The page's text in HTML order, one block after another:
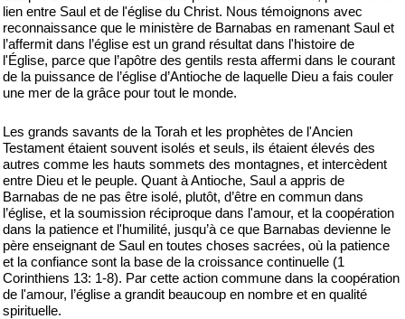
lien entre Saul et de l'église du Christ. Nous témoignons avec
reconnaissance que le ministère de Barnabas en ramenant Saul et
l’affermit dans l’église est un grand résultat dans l'histoire de
l'Église, parce que l’apôtre des gentils resta affermi dans le courant
de la puissance de l’église d’Antioche de laquelle Dieu a fais couler
une mer de la grâce pour tout le monde.
Les grands savants de la Torah et les prophètes de l'Ancien
Testament étaient souvent isolés et seuls, ils étaient élevés des
autres comme les hauts sommets des montagnes, et intercèdent
entre Dieu et le peuple. Quant à Antioche, Saul a appris de
Barnabas de ne pas être isolé, plutôt, d’être en commun dans
l’église, et la soumission réciproque dans l'amour, et la coopération
dans la patience et l'humilité, jusqu’à ce que Barnabas devienne le
père enseignant de Saul en toutes choses sacrées, où la patience
et la confiance sont la base de la croissance continuelle (1
Corinthiens 13: 1-8). Par cette action commune dans la coopération
de l'amour, l’église a grandit beaucoup en nombre et en qualité
spirituelle.